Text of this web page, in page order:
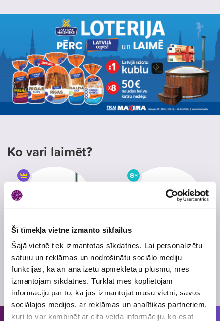
Šī tīmekļa vietne izmanto sīkfailus
Šajā vietnē tiek izmantotas sīkdatnes. Lai personalizētu
saturu un reklāmas un nodrošinātu sociālo mediju
funkcijas, kā arī analizētu apmeklētāju plūsmu, mēs
izmantojam sīkdatnes. Turklāt mēs koplietojam
informāciju par to, kā jūs izmantojat mūsu vietni, savos
sociālajos medijos, ar reklāmas un analītikas partneriem,
kuri to var kombinēt ar cita veida informāciju, ko esat
Ko vari laimēt?
Kubls ar ārējo krāsni
un termovāku
Latvijas Maiznieksloterijas
galvenā balva
8×
Naudas balva 50 EUR
vērtībā